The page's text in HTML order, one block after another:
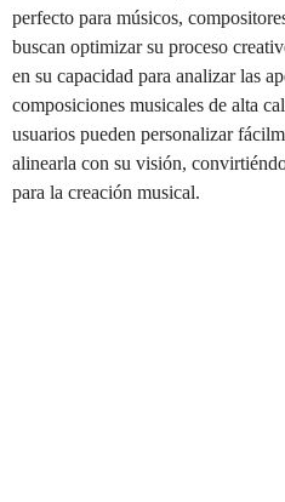
perfecto para músicos,
buscan optimizar su proceso
en su capacidad para analizar las
composiciones musicales de alta
usuarios pueden personalizar
alinearla con su visión,
para la creación musical.